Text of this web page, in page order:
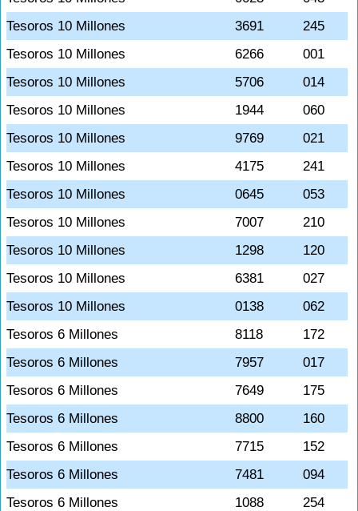
Tesoros 10 Millones
3691
245
Tesoros 10 Millones
6266
001
Tesoros 10 Millones
5706
014
Tesoros 10 Millones
1944
060
Tesoros 10 Millones
9769
021
Tesoros 10 Millones
4175
241
Tesoros 10 Millones
0645
053
Tesoros 10 Millones
7007
210
Tesoros 10 Millones
1298
120
Tesoros 10 Millones
6381
027
Tesoros 10 Millones
0138
062
Tesoros 6 Millones
8118
172
Tesoros 6 Millones
7957
017
Tesoros 6 Millones
7649
175
Tesoros 6 Millones
8800
160
Tesoros 6 Millones
7715
152
Tesoros 6 Millones
7481
094
Tesoros 6 Millones
1088
254